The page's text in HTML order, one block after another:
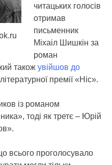
читацьких голосів
отримав
письменник
Міхаіл Шишкін за
роман
також увійшов до
премії «Ніс».
із романом
тоді як третє – Юрій
всього проголосувало